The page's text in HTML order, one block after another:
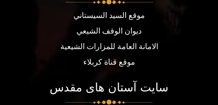
موقع السيد السيستاني
ديوان الوقف الشيعي
الامانة العامة للمزارات الشيعية
موقع قناة كربلاء
سایت آستان های مقدس